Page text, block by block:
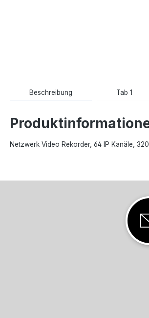
Beschreibung Tab 1
Netzwerk Video Rekorder, 64 IP Kanäle,